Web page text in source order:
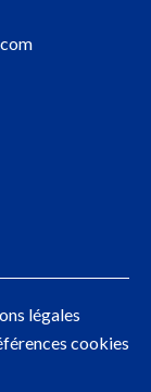
légales
cookies